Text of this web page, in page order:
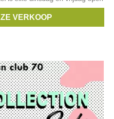
,Bellerose
VERKOOP